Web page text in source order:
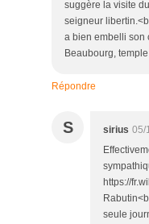
suggère la visite
seigneur
a bien embelli son
Beaubourg,
Répondre
S sirius 05/
https://
seule